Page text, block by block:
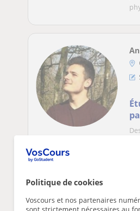
Politique de cookies
Voscours et nos partenaires